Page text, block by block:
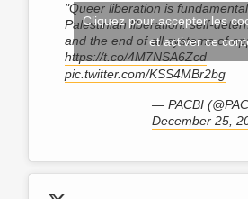
"Queer liberation is
Palestinian liberation: self-
and the end of all systems of
https://t.co/4M7NSA6Zcd
pic.twitter.com/KSS4MBr2bg
— PACBI
December 25,
Cliquez pour accepter les
et activer ce